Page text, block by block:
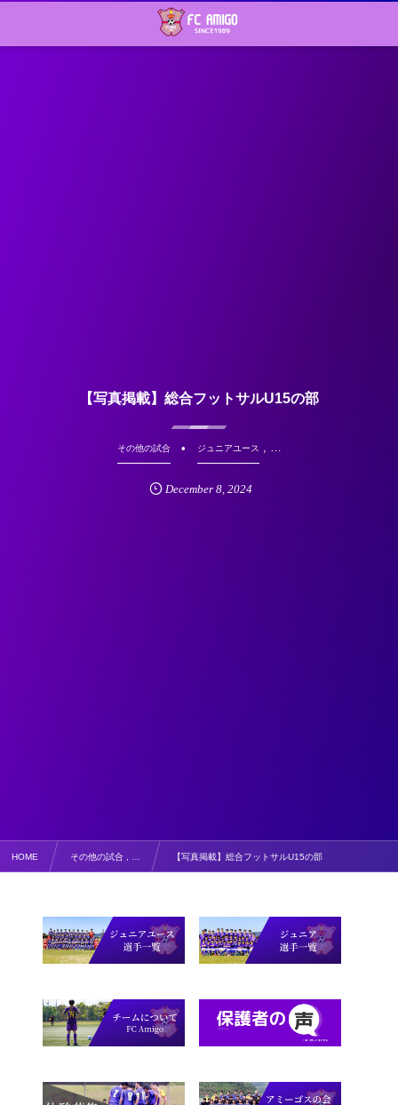
【写真掲載】総合フットサルU15の部
その他の試合 ジュニアユース
December 8, 2024
HOME その他の試合 , … 【写真掲載】総合フットサルU15の部